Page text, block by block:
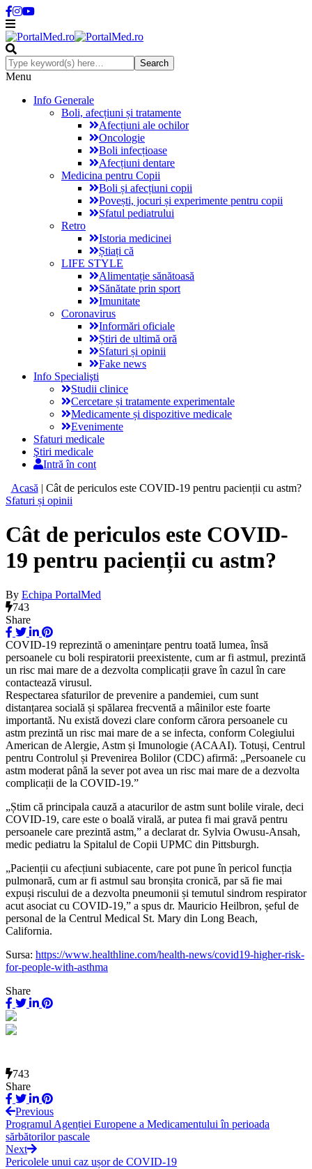
Menu
Info Generale
Boli, afecțiuni și tratamente
Afecțiuni ale ochilor
Oncologie
Boli infecțioase
Afecțiuni dentare
Medicina pentru Copii
Boli și afecțiuni copii
Povești, jocuri și experimente pentru copii
Sfatul pediatrului
Retro
Istoria medicinei
Știați că
LIFE STYLE
Alimentație sănătoasă
Sănătate prin sport
Imunitate
Coronavirus
Informări oficiale
Știri de ultimă oră
Sfaturi și opinii
Fake news
Info Specialişti
Studii clinice
Cercetare și tratamente experimentale
Medicamente și dispozitive medicale
Evenimente
Sfaturi medicale
Ştiri medicale
Intră în cont
Acasă | Cât de periculos este COVID-19 pentru pacienții cu astm?
Sfaturi și opinii
Cât de periculos este COVID-
19 pentru pacienții cu astm?
By Echipa PortalMed
743
Share
COVID-19 reprezintă o amenințare pentru toată lumea, însă
persoanele cu boli respiratorii preexistente, cum ar fi astmul, prezintă
un risc mai mare de a dezvolta complicații grave în cazul în care
contactează virusul.
Respectarea sfaturilor de prevenire a pandemiei, cum sunt
distanțarea socială și spălarea frecventă a mâinilor este foarte
importantă. Nu există dovezi clare conform cărora persoanele cu
astm prezintă un risc mai mare de a se infecta, conform Colegiului
American de Alergie, Astm și Imunologie (ACAAI). Totuși, Centrul
pentru Controlul și Prevenirea Bolilor (CDC) afirmă: „Persoanele cu
astm moderat până la sever pot avea un risc mai mare de a dezvolta
complicații de la COVID-19.”
„Știm că principala cauză a atacurilor de astm sunt bolile virale, deci
COVID-19, care este o boală virală, ar putea fi mai gravă pentru
persoanele care prezintă astm,” a declarat dr. Sylvia Owusu-Ansah,
medic pediatru la Spitalul de Copii UPMC din Pittsburgh.
„Pacienții cu afecțiuni subiacente, care pot pune în pericol funcția
pulmonară, cum ar fi astmul sau bronșita cronică, par să fie mai
expuși riscului de a dezvolta pneumonii și temutul sindrom respirator
acut asociat cu COVID-19,” a spus dr. Mauricio Heilbron, șeful de
personal de la Centrul Medical St. Mary din Long Beach,
California.
Sursa: https://www.healthline.com/health-news/covid19-higher-risk-
for-people-with-asthma
Share
743
Share
Previous
Programul Agenției Europene a Medicamentului în perioada
sărbătorilor pascale
Next
Pericolele unui caz ușor de COVID-19